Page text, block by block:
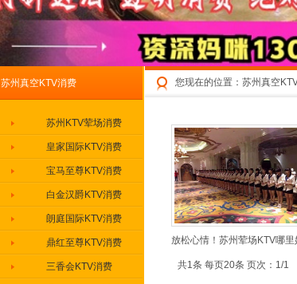
您现在的位置： 苏州真空
放松心情！苏州荤场KTV哪
共1条 每页20条 页次：1/1
苏州真空KTV消费
苏州KTV荤场消费
皇家国际KTV消费
宝马至尊KTV消费
白金汉爵KTV消费
朗庭国际KTV消费
鼎红至尊KTV消费
三香会KTV消费